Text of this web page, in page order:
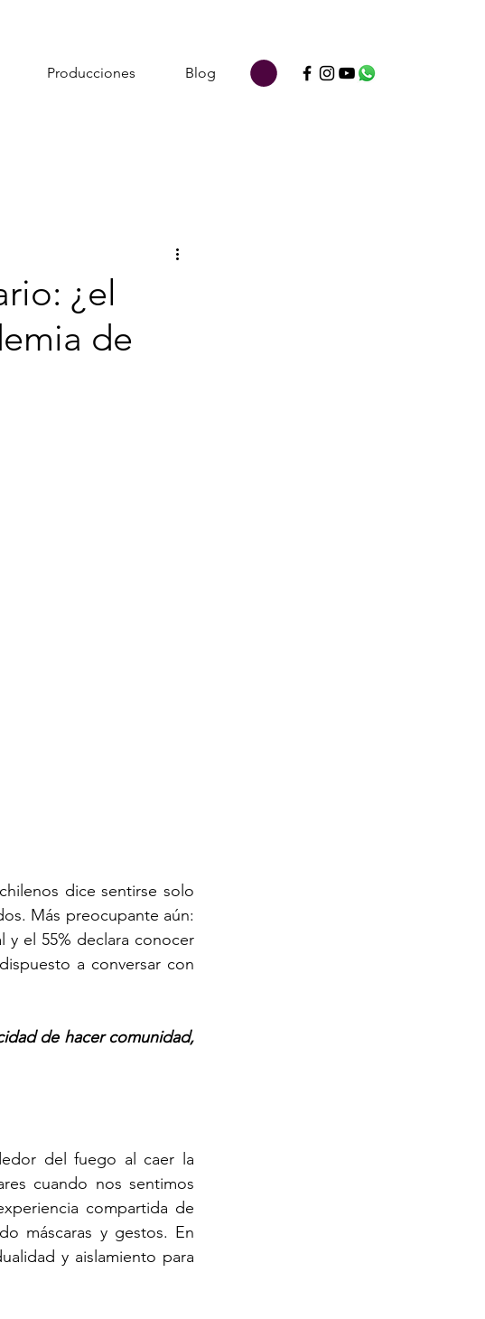
Producciones Blog
¿el
de
dice sentirse solo
Más preocupante aún:
y el 55% declara conocer
a conversar con
de hacer comunidad,
del fuego al caer la
cuando nos sentimos
compartida de
máscaras y gestos. En
y aislamiento para